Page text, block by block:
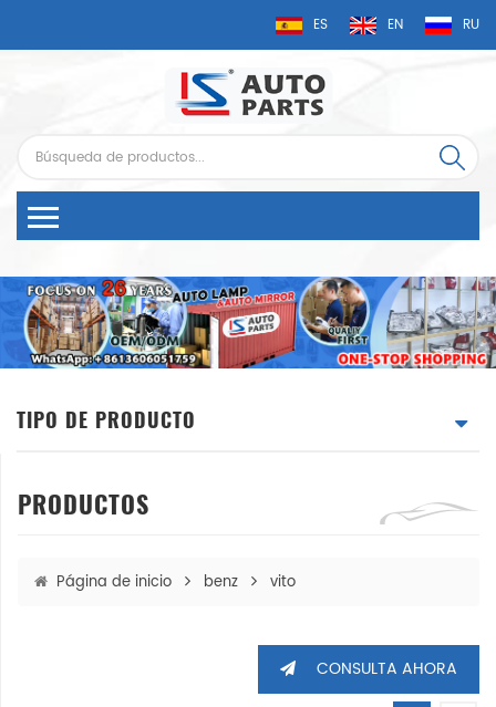
ES EN RU
TIPO DE PRODUCTO
PRODUCTOS
Página de inicio benz vito
CONSULTA AHORA